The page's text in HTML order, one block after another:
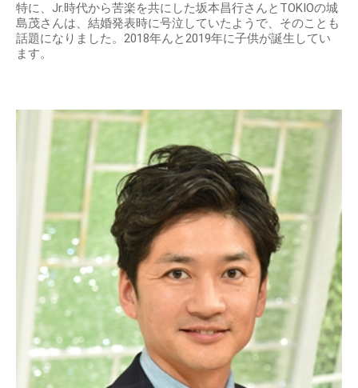
特に、Jr.時代から苦楽を共にした坂本昌行さんとTOKIOの城
島茂さんは、結婚発表時に号泣していたようで、そのことも
話題になりました。2018年んと2019年に子供が誕生してい
ます。